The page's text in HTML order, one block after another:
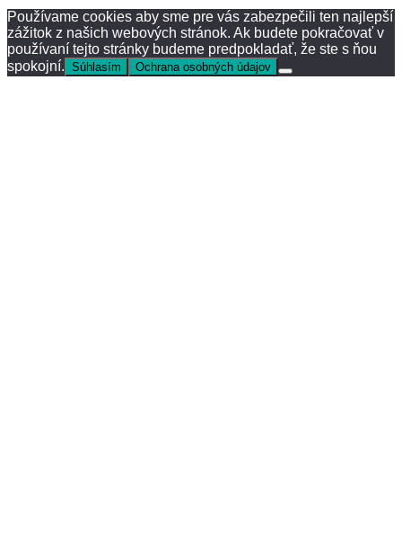
Používame cookies aby sme pre vás zabezpečili ten najlepší
zážitok z našich webových stránok. Ak budete pokračovať v
používaní tejto stránky budeme predpokladať, že ste s ňou
spokojní. Súhlasím Ochrana osobných údajov